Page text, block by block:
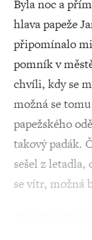
Byla noc a
hlava papeže
připomínalo
pomník v
chvíli, kdy se
možná se
papežského
takový padák.
sešel z
se vítr, možná